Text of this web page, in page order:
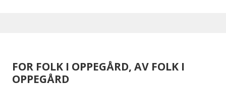
FOR FOLK I OPPEGÅRD, AV FOLK I
OPPEGÅRD